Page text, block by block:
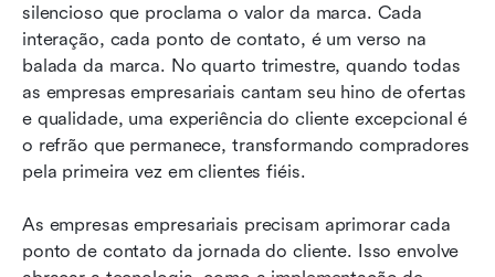
silencioso que proclama o valor da marca. Cada
interação, cada ponto de contato, é um verso na
balada da marca. No quarto trimestre, quando todas
as empresas empresariais cantam seu hino de ofertas
e qualidade, uma experiência do cliente excepcional é
o refrão que permanece, transformando compradores
pela primeira vez em clientes fiéis.
As empresas empresariais precisam aprimorar cada
ponto de contato da jornada do cliente. Isso envolve